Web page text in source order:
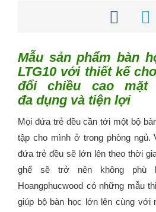
Mẫu sản phẩm bàn
LTG10 với thiết kế
đổi chiều cao mặt
đa dụng và tiện lợi
Mọi đứa trẻ đều cần tới một bộ
tập cho mình ở trong phòng ngủ.
đứa trẻ đều sẽ lớn lên theo thời
ghế sẽ trở nên không phù
Hoangphucwood có những mẫu
giúp bộ bàn học lớn lên cùng với